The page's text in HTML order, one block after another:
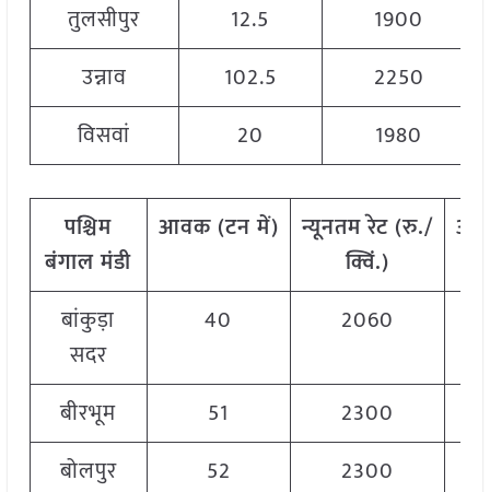
तुलसीपुर
12.5
1900
उन्नाव
102.5
2250
विसवां
20 1980
पश्चिम
बंगालमंडी
आवक(टनमें) न्यूनतमरेट(रु./
क्विं.)
बांकुड़ा
सदर
40 2060
बीरभूम 51
2300
बोलपुर
52
2300